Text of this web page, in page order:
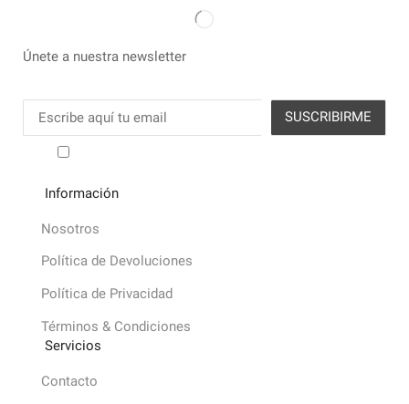
Únete a nuestra newsletter
Información
Nosotros
Política de Devoluciones
Política de Privacidad
Términos & Condiciones
Servicios
Contacto